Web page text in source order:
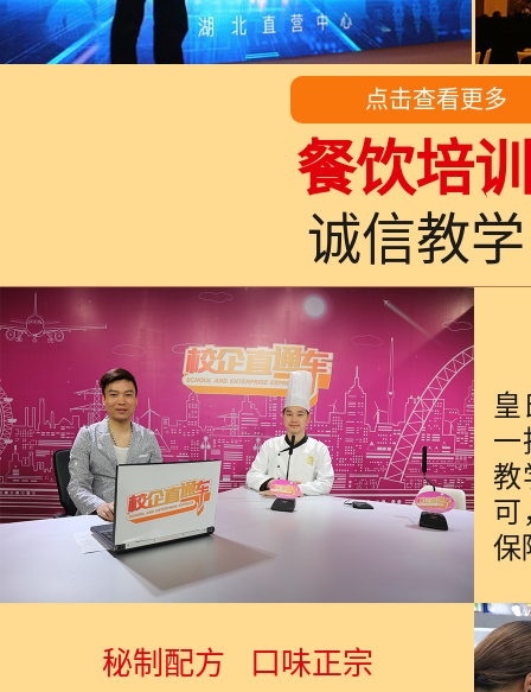
点击查看更多
餐饮培
诚信教
一
教
可
保
秘制配方 口味正宗